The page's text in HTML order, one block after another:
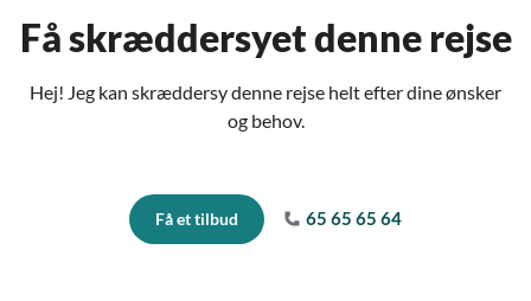
Få skræddersyet denne rejse
Hej! Jeg kan skræddersy denne rejse helt efter dine ønsker
og behov.
Få et tilbud 65 65 65 64